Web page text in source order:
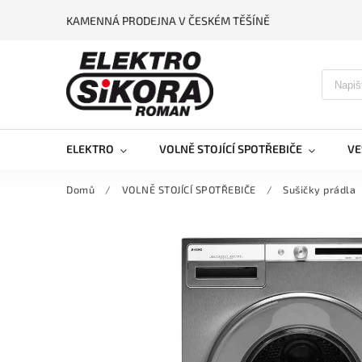
KAMENNÁ PRODEJNA V ČESKÉM TĚŠÍNĚ
ELEKTRO VOLNĚ STOJÍCÍ SPOTŘEBIČE
Domů / VOLNĚ STOJÍCÍ SPOTŘEBIČE / Sušičky prádla